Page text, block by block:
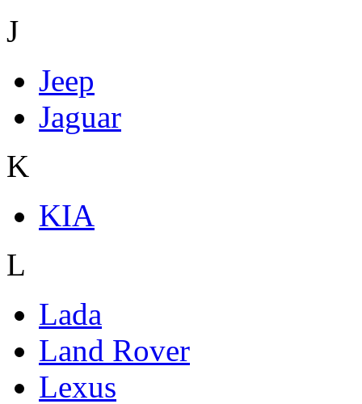
J
Jeep
Jaguar
K
KIA
L
Lada
Land Rover
Lexus